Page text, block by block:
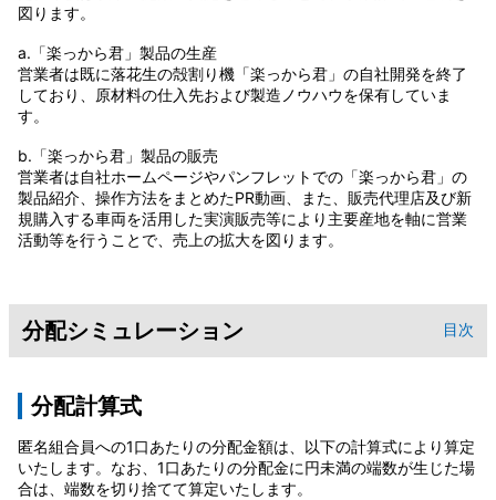
図ります。
a.「楽っから君」製品の生産
営業者は既に落花生の殻割り機「楽っから君」の自社開発を終了
しており、原材料の仕入先および製造ノウハウを保有していま
す。
b.「楽っから君」製品の販売
営業者は自社ホームページやパンフレットでの「楽っから君」の
製品紹介、操作方法をまとめたPR動画、また、販売代理店及び新
規購入する車両を活用した実演販売等により主要産地を軸に営業
活動等を行うことで、売上の拡大を図ります。
分配シミュレーション 目次
分配計算式
匿名組合員への1口あたりの分配金額は、以下の計算式により算定
いたします。なお、1口あたりの分配金に円未満の端数が生じた場
合は、端数を切り捨てて算定いたします。